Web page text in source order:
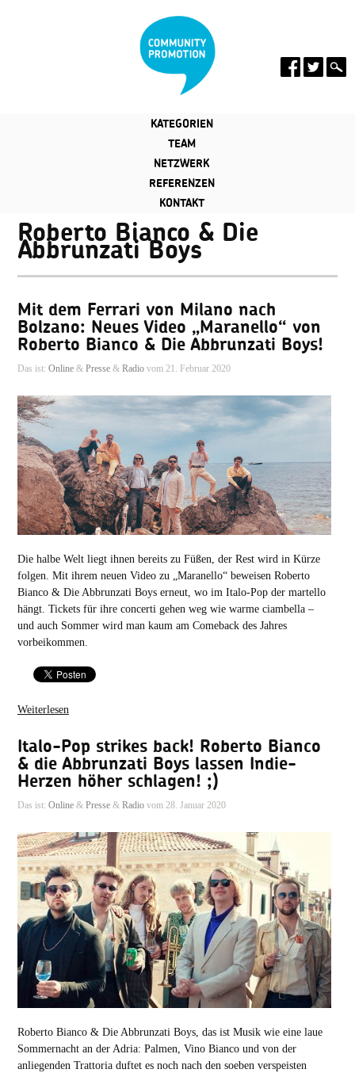
KATEGORIEN
TEAM
NETZWERK
REFERENZEN
KONTAKT
Roberto Bianco & Die
Abbrunzati Boys
Mit dem Ferrari von Milano nach
Bolzano: Neues Video „Maranello“ von
Roberto Bianco & Die Abbrunzati Boys!
Das ist: Online& Presse& Radiovom 21. Februar 2020
Die halbe Welt liegt ihnen bereits zu Füßen, der Rest wird in Kürze
folgen. Mit ihrem neuen Video zu „Maranello“ beweisen Roberto
Bianco & Die Abbrunzati Boys erneut, wo im Italo-Pop der martello
hängt. Tickets für ihre concerti gehen weg wie warme ciambella –
und auch Sommer wird man kaum am Comeback des Jahres
vorbeikommen.
Weiterlesen
Italo-Pop strikes back! Roberto Bianco
& die Abbrunzati Boys lassen Indie-
Herzen höher schlagen! ;)
Das ist: Online& Presse& Radiovom 28. Januar 2020
Roberto Bianco & Die Abbrunzati Boys, das ist Musik wie eine laue
Sommernacht an der Adria: Palmen, Vino Bianco und von der
anliegenden Trattoria duftet es noch nach den soeben verspeisten